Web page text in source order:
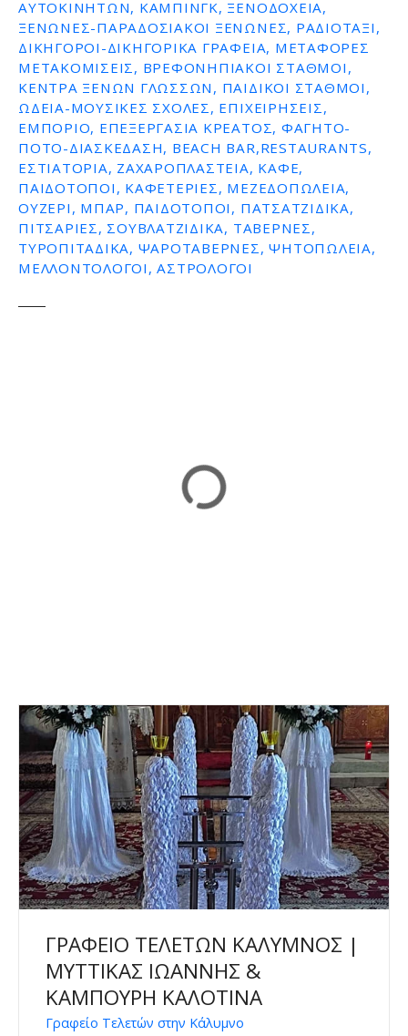
ΑΥΤΟΚΙΝΉΤΩΝ, ΚΆΜΠΙΝΓΚ, ΞΕΝΟΔΟΧΕΊΑ,
ΞΕΝΏΝΕΣ-ΠΑΡΑΔΟΣΙΑΚΟΊ ΞΕΝΏΝΕΣ, ΡΑΔΙΟΤΑΞΊ,
ΔΙΚΗΓΌΡΟΙ-ΔΙΚΗΓΟΡΙΚΆ ΓΡΑΦΕΊΑ, ΜΕΤΑΦΟΡΈΣ
ΜΕΤΑΚΟΜΊΣΕΙΣ, ΒΡΕΦΟΝΗΠΙΑΚΟΊ ΣΤΑΘΜΟΊ,
ΚΈΝΤΡΑ ΞΈΝΩΝ ΓΛΩΣΣΏΝ, ΠΑΙΔΙΚΟΊ ΣΤΑΘΜΟΊ,
ΩΔΕΊΑ-ΜΟΥΣΙΚΈΣ ΣΧΟΛΈΣ, ΕΠΙΧΕΙΡΉΣΕΙΣ,
ΕΜΠΌΡΙΟ, ΕΠΕΞΕΡΓΑΣΊΑ ΚΡΈΑΤΟΣ, ΦΑΓΗΤΌ-
ΠΟΤΌ-ΔΙΑΣΚΈΔΑΣΗ, BEACH BAR,RESTAURANTS,
ΕΣΤΙΑΤΌΡΙΑ, ΖΑΧΑΡΟΠΛΑΣΤΕΊΑ, ΚΑΦΈ,
ΠΑΙΔΌΤΟΠΟΙ, ΚΑΦΕΤΈΡΙΕΣ, ΜΕΖΕΔΟΠΩΛΕΊΑ,
ΟΥΖΕΡΊ, ΜΠΑΡ, ΠΑΙΔΌΤΟΠΟΙ, ΠΑΤΣΑΤΖΊΔΙΚΑ,
ΠΙΤΣΑΡΊΕΣ, ΣΟΥΒΛΑΤΖΊΔΙΚΑ, ΤΑΒΈΡΝΕΣ,
ΤΥΡΟΠΙΤΆΔΙΚΑ, ΨΑΡΟΤΑΒΈΡΝΕΣ, ΨΗΤΟΠΩΛΕΊΑ,
ΜΕΛΛΟΝΤΟΛΟΓΟΙ, ΑΣΤΡΟΛΌΓΟΙ
ΓΡΑΦΕΙΟ ΤΕΛΕΤΩΝ ΚΑΛΥΜΝΟΣ |
ΜΥΤΤΙΚΑΣ ΙΩΑΝΝΗΣ &
ΚΑΜΠΟΥΡΗ ΚΑΛΟΤΙΝΑ
Γραφείο Τελετών στην Κάλυμνο